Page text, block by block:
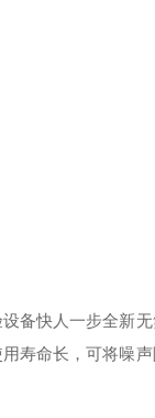
备快人一步全新
寿命长，可将噪